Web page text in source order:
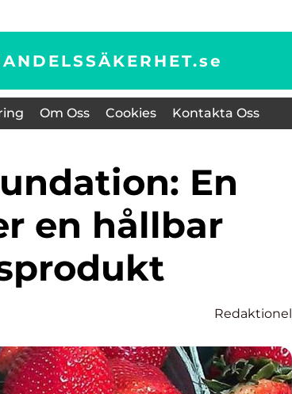
se
Om Oss Cookies Kontakta Oss
en hållbar
Redaktionel